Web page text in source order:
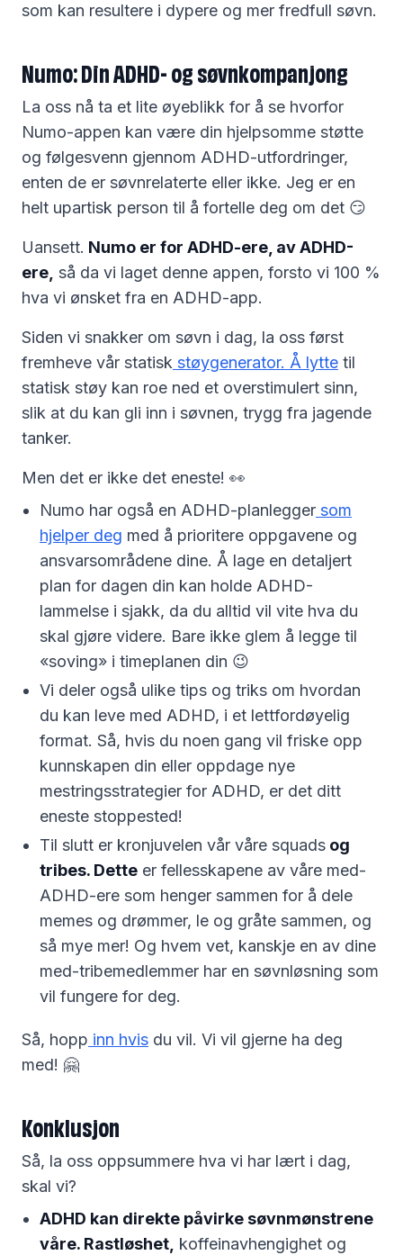
som kan resultere i dypere og mer fredfull søvn.
Numo: Din ADHD- og søvnkompanjong
La oss nå ta et lite øyeblikk for å se hvorfor
Numo-appen kan være din hjelpsomme støtte
og følgesvenn gjennom ADHD-utfordringer,
enten de er søvnrelaterte eller ikke. Jeg er en
helt upartisk person til å fortelle deg om det 😏
Uansett. Numo er for ADHD-ere, av ADHD-
ere, så da vi laget denne appen, forsto vi 100 %
hva vi ønsket fra en ADHD-app.
Siden vi snakker om søvn i dag, la oss først
fremheve vår statisk støygenerator. Å lytte til
statisk støy kan roe ned et overstimulert sinn,
slik at du kan gli inn i søvnen, trygg fra jagende
tanker.
Men det er ikke det eneste! 👀
Numo har også en ADHD-planlegger som
hjelper deg med å prioritere oppgavene og
ansvarsområdene dine. Å lage en detaljert
plan for dagen din kan holde ADHD-
lammelse i sjakk, da du alltid vil vite hva du
skal gjøre videre. Bare ikke glem å legge til
«soving» i timeplanen din 😉
Vi deler også ulike tips og triks om hvordan
du kan leve med ADHD, i et lettfordøyelig
format. Så, hvis du noen gang vil friske opp
kunnskapen din eller oppdage nye
mestringsstrategier for ADHD, er det ditt
eneste stoppested!
Til slutt er kronjuvelen vår våre squads og
tribes. Dette er fellesskapene av våre med-
ADHD-ere som henger sammen for å dele
memes og drømmer, le og gråte sammen, og
så mye mer! Og hvem vet, kanskje en av dine
med-tribemedlemmer har en søvnløsning som
vil fungere for deg.
Så, hopp inn hvis du vil. Vi vil gjerne ha deg
med! 🤗
Konklusjon
Så, la oss oppsummere hva vi har lært i dag,
skal vi?
ADHD kan direkte påvirke søvnmønstrene
våre. Rastløshet, koffeinavhengighet og